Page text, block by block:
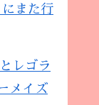
また行
レゴラ
メイズ